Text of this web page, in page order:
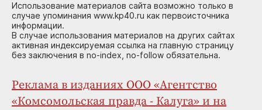
Использование материалов сайта возможно только в
случае упоминания www.kp40.ru как первоисточника
информации.
В случае использования материалов на других сайтах
активная индексируемая ссылка на главную страницу
без заключения в no-index, no-follow обязательна.
Реклама в изданиях ООО «Агентство
«Комсомольская правда - Калуга» и на